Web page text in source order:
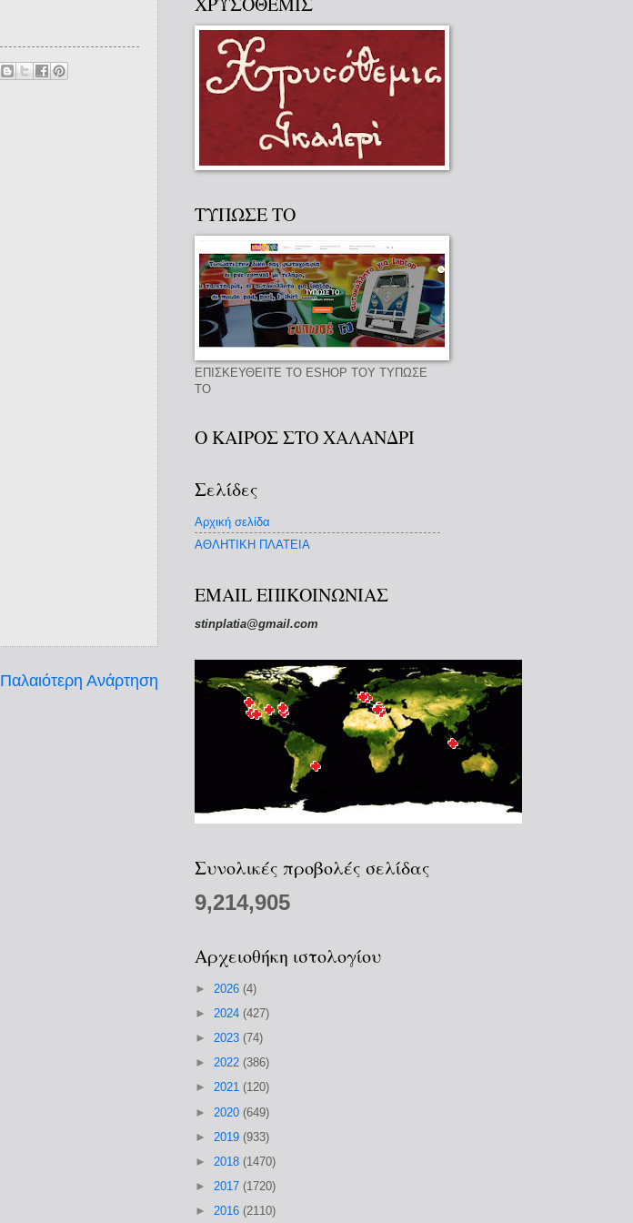
Παλαιότερη Ανάρτηση
ΤΥΠΩΣΕ ΤΟ
ΕΠΙΣΚΕΥΘΕΙΤΕ ΤΟ ESHOP ΤΟΥ ΤΥΠΩΣΕ
ΤΟ
Ο ΚΑΙΡΟΣ ΣΤΟ ΧΑΛΑΝΔΡΙ
Σελίδες
Αρχική σελίδα
ΑΘΛΗΤΙΚΗ ΠΛΑΤΕΙΑ
EMAIL ΕΠΙΚΟΙΝΩΝΙΑΣ
stinplatia@gmail.com
Συνολικές προβολές σελίδας
9,214,905
Αρχειοθήκη ιστολογίου
► 2026 (4)
► 2024 (427)
► 2023 (74)
► 2022 (386)
► 2021 (120)
► 2020 (649)
► 2019 (933)
► 2018 (1470)
► 2017 (1720)
► 2016 (2110)